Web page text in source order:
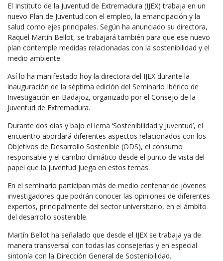
El Instituto de la Juventud de Extremadura (IJEX) trabaja en un
nuevo Plan de Juventud con el empleo, la emancipación y la
salud como ejes principales. Según ha anunciado su directora,
Raquel Martín Bellot, se trabajará también para que ese nuevo
plan contemple medidas relacionadas con la sostenibilidad y el
medio ambiente.
Así lo ha manifestado hoy la directora del IJEX durante la
inauguración de la séptima edición del Seminario Ibérico de
Investigación en Badajoz, organizado por el Consejo de la
Juventud de Extremadura.
Durante dos días y bajo el lema ‘Sostenibilidad y Juventud’, el
encuentro abordará diferentes aspectos relacionados con los
Objetivos de Desarrollo Sostenible (ODS), el consumo
responsable y el cambio climático desde el punto de vista del
papel que la juventud juega en estos temas.
En el seminario participan más de medio centenar de jóvenes
investigadores que podrán conocer las opiniones de diferentes
expertos, principalmente del sector universitario, en el ámbito
del desarrollo sostenible.
Martín Bellot ha señalado que desde el IJEX se trabaja ya de
manera transversal con todas las consejerías y en especial
sintonía con la Dirección General de Sostenibilidad.